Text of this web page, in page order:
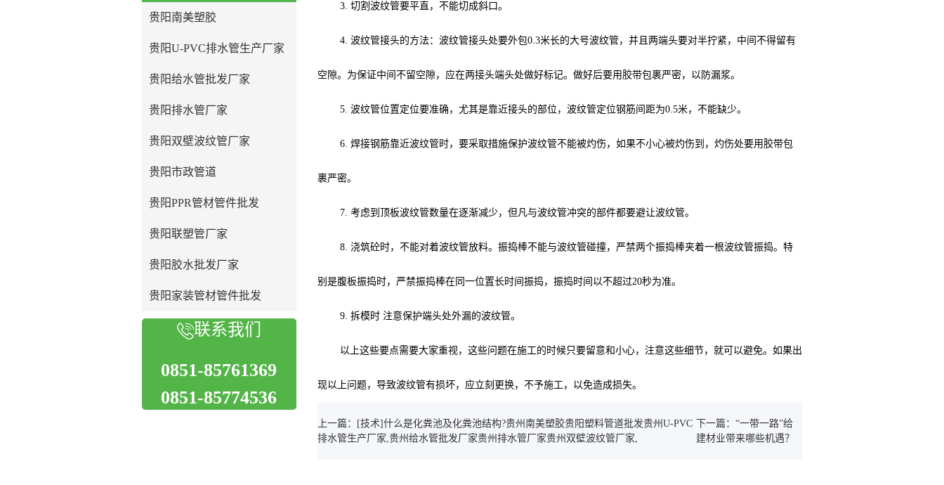
贵阳南美塑胶
贵阳U-PVC排水管生产厂家
贵阳给水管批发厂家
贵阳排水管厂家
贵阳双壁波纹管厂家
贵阳市政管道
贵阳PPR管材管件批发
贵阳联塑管厂家
贵阳胶水批发厂家
贵阳家装管材管件批发
联系我们
0851-85761369
0851-85774536
3. 切割波纹管要平直，不能切成斜口。
4. 波纹管接头的方法：波纹管接头处要外包0.3米长的大号波纹管，并且两端头要对半拧紧，中间不得留有
空隙。为保证中间不留空隙，应在两接头端头处做好标记。做好后要用胶带包裹严密，以防漏浆。
5. 波纹管位置定位要准确，尤其是靠近接头的部位，波纹管定位钢筋间距为0.5米，不能缺少。
6. 焊接钢筋靠近波纹管时，要采取措施保护波纹管不能被灼伤，如果不小心被灼伤到，灼伤处要用胶带包
裹严密。
7. 考虑到顶板波纹管数量在逐渐减少，但凡与波纹管冲突的部件都要避让波纹管。
8. 浇筑砼时，不能对着波纹管放料。振捣棒不能与波纹管碰撞，严禁两个振捣棒夹着一根波纹管振捣。特
别是腹板振捣时，严禁振捣棒在同一位置长时间振捣，振捣时间以不超过20秒为准。
9. 拆模时 注意保护端头处外漏的波纹管。
以上这些要点需要大家重视，这些问题在施工的时候只要留意和小心，注意这些细节，就可以避免。如果出
现以上问题，导致波纹管有损坏，应立刻更换，不予施工，以免造成损失。
上一篇：[技术]什么是化粪池及化粪池结构?贵州南美塑胶贵阳塑料管道批发贵州U-PVC
排水管生产厂家,贵州给水管批发厂家贵州排水管厂家贵州双壁波纹管厂家,
下一篇：“一带一路”给
建材业带来哪些机遇？